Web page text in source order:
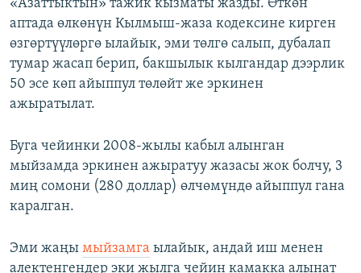
«Азаттыктын» тажик кызматы жазды. Өткөн
аптада өлкөнүн Кылмыш-жаза кодексине кирген
өзгөртүүлөргө ылайык, эми төлгө салып, дубалап
тумар жасап берип, бакшылык кылгандар дээрлик
50 эсе көп айыппул төлөйт же эркинен
ажыратылат.
Буга чейинки 2008-жылы кабыл алынган
мыйзамда эркинен ажыратуу жазасы жок болчу, 3
миң сомони (280 доллар) өлчөмүндө айыппул гана
каралган.
Эми жаңы мыйзамга ылайык, андай иш менен
алектенгендер эки жылга чейин камакка алынат